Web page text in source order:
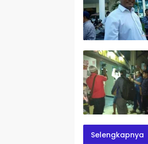
Selengkapnya